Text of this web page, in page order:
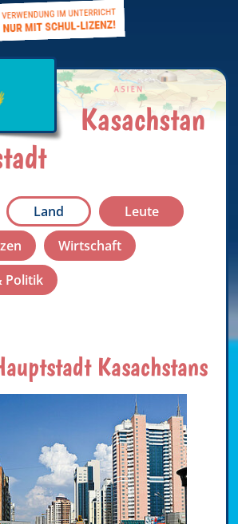
Kasachstan
Land
Leute
Wirtschaft
Politik
Kasachstans